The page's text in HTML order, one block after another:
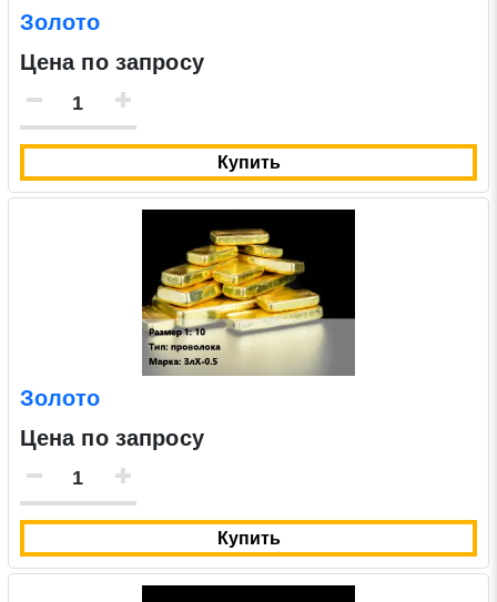
Золото
Цена по запросу
Купить
Золото
Цена по запросу
Купить